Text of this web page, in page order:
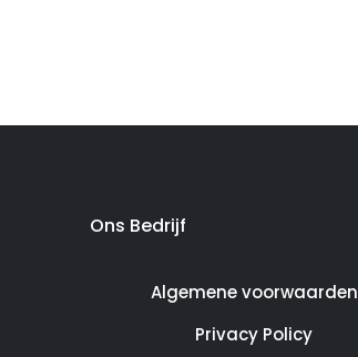
Ons Bedrijf
Algemene voorwaarden
Privacy Policy